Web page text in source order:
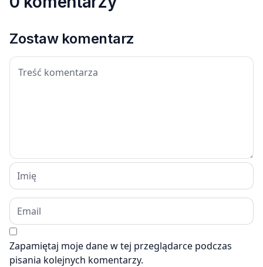
Zostaw komentarz
Zapamiętaj moje dane w tej przeglądarce podczas
pisania kolejnych komentarzy.